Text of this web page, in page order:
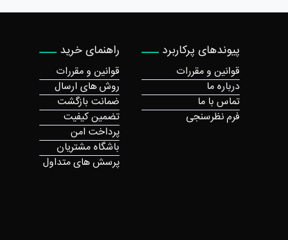
پیوندهای پرکاربرد
قوانین و مقررات
درباره ما
تماس با ما
فرم نظرسنجی
راهنمای خرید
قوانین و مقررات
روش های ارسال
ضمانت بازگشت
تضمین کیفیت
پرداخت امن
باشگاه مشتریان
پرسش های متداول